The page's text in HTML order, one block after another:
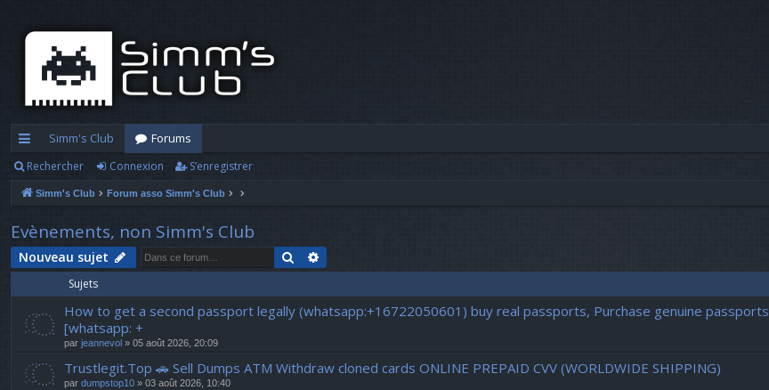
cc
ès
ra
pi
Simm's Club
Forums
Rechercher Connexion S’enregistrer
Simm's Club Forum asso Simm's Club
Evènements, non Simm's Club
Nouveau sujet Rechercher
Sujets
How to get a second passport legally (whatsapp:+16722050601) buy real passports, Purchase genuine passports
[whatsapp: +
par jeannevol » 05 août 2026, 20:09
Trustlegit.Top 🚗 Sell Dumps ATM Withdraw cloned cards ONLINE PREPAID CVV (WORLDWIDE SHIPPING)
par dumpstop10 » 03 août 2026, 10:40